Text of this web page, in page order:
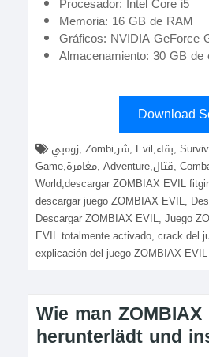
Memoria: 16 GB de RAM
Gráficos: NVIDIA GeForce
Almacenamiento: 30 GB
Download
Game,مغامرة, Adventure,قتال, Combat,عالم مفتوح, Open
World,descargar ZOMBIAX EVIL
descargar juego ZOMBIAX EVIL,
Descargar ZOMBIAX EVIL, Juego
EVIL totalmente activado, crack del
explicación del juego ZOMBIAX EVIL
Wie man ZOMBIAX
herunterlädt und